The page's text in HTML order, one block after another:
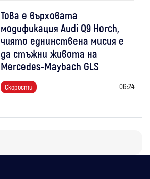
Това е върховата
модификация Audi Q9 Horch,
чиято еднинствена мисия е
да стъжни живота на
Mercedes-Maybach GLS
Скорости 06:24